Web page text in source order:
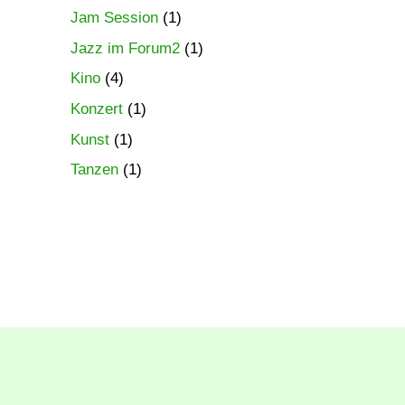
Jam Session(1)
Jazz im Forum2(1)
Kino(4)
Konzert(1)
Kunst(1)
Tanzen(1)